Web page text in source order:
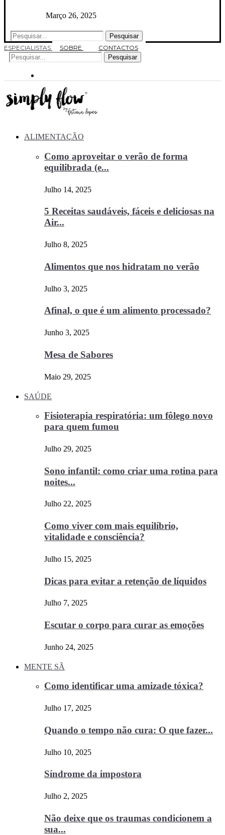
Março 26, 2025
Pesquisar
ESPECIALISTAS
SOBRE
CONTACTOS
Pesquisar
ALIMENTAÇÃO
Como aproveitar o verão de forma
equilibrada (e...
Julho 14, 2025
5 Receitas saudáveis, fáceis e deliciosas na
Air...
Julho 8, 2025
Alimentos que nos hidratam no verão
Julho 3, 2025
Afinal, o que é um alimento processado?
Junho 3, 2025
Mesa de Sabores
Maio 29, 2025
SAÚDE
Fisioterapia respiratória: um fôlego novo
para quem fumou
Julho 29, 2025
Sono infantil: como criar uma rotina para
noites...
Julho 22, 2025
Como viver com mais equilíbrio,
vitalidade e consciência?
Julho 15, 2025
Dicas para evitar a retenção de líquidos
Julho 7, 2025
Escutar o corpo para curar as emoções
Junho 24, 2025
MENTE SÃ
Como identificar uma amizade tóxica?
Julho 17, 2025
Quando o tempo não cura: O que fazer...
Julho 10, 2025
Síndrome da impostora
Julho 2, 2025
Não deixe que os traumas condicionem a
sua...